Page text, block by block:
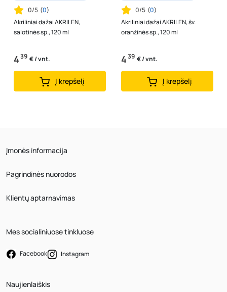
0/5 (0)
Akriliniai dažai AKRILEN,
salotinės sp., 120 ml
439 € / vnt.
Į krepšelį
0/5 (0)
Akriliniai dažai AKRILEN, šv.
oranžinės sp., 120 ml
439 € / vnt.
Į krepšelį
Įmonės informacija
Pagrindinės nuorodos
Klientų aptarnavimas
Mes socialiniuose tinkluose
Facebook Instagram
Naujienlaiškis